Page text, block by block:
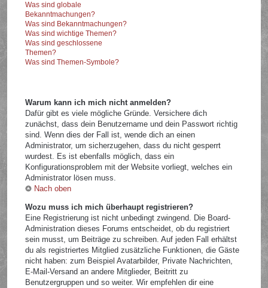
Was sind globale
Bekanntmachungen?
Was sind Bekanntmachungen?
Was sind wichtige Themen?
Was sind geschlossene
Themen?
Was sind Themen-Symbole?
Warum kann ich mich nicht anmelden?
Dafür gibt es viele mögliche Gründe. Versichere dich
zunächst, dass dein Benutzername und dein Passwort richtig
sind. Wenn dies der Fall ist, wende dich an einen
Administrator, um sicherzugehen, dass du nicht gesperrt
wurdest. Es ist ebenfalls möglich, dass ein
Konfigurationsproblem mit der Website vorliegt, welches ein
Administrator lösen muss.
Nach oben
Wozu muss ich mich überhaupt registrieren?
Eine Registrierung ist nicht unbedingt zwingend. Die Board-
Administration dieses Forums entscheidet, ob du registriert
sein musst, um Beiträge zu schreiben. Auf jeden Fall erhältst
du als registriertes Mitglied zusätzliche Funktionen, die Gäste
nicht haben: zum Beispiel Avatarbilder, Private Nachrichten,
E-Mail-Versand an andere Mitglieder, Beitritt zu
Benutzergruppen und so weiter. Wir empfehlen dir eine